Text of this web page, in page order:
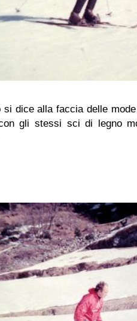
si dice alla faccia delle
gli stessi sci di legno